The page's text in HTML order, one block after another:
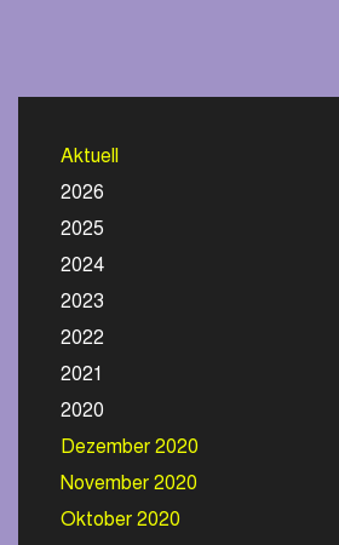
Aktuell
2026
2025
2024
2023
2022
2021
2020
Dezember 2020
November 2020
Oktober 2020